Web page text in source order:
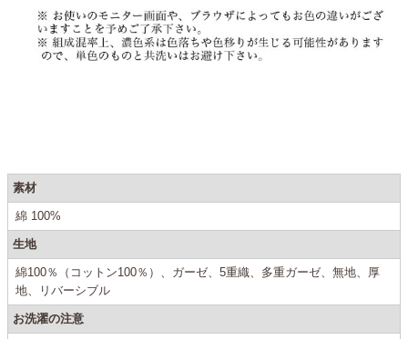
素材
綿 100%
生地
綿100％（コットン100％）、ガーゼ、5重織、多重ガーゼ、無地、厚
地、リバーシブル
お洗濯の注意